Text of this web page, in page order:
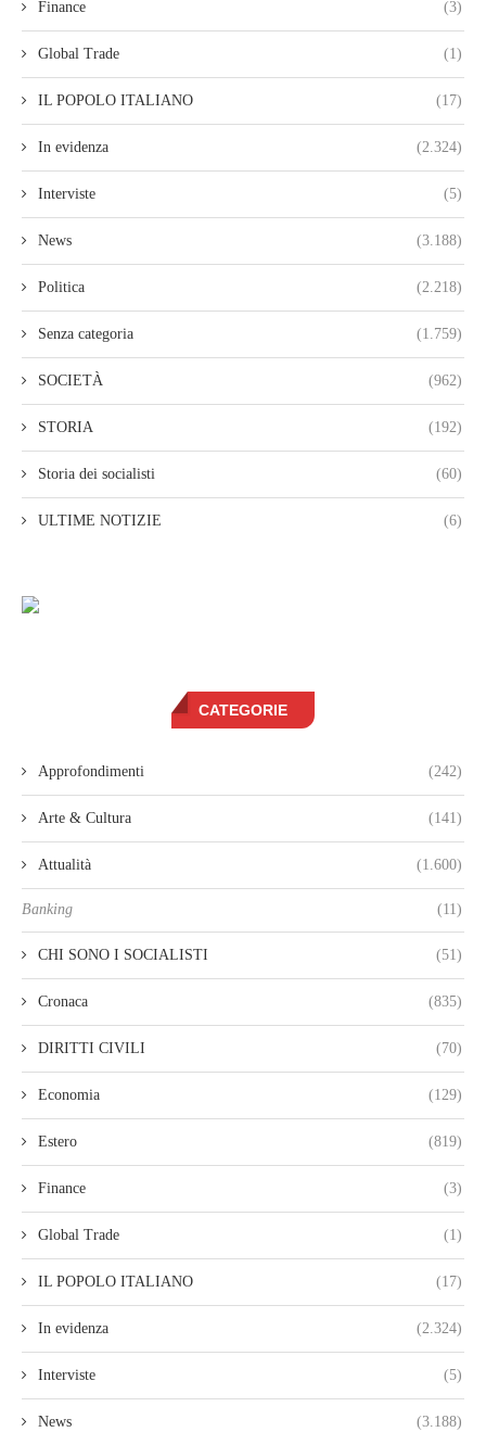
Finance (3)
Global Trade (1)
IL POPOLO ITALIANO (17)
In evidenza (2.324)
Interviste (5)
News (3.188)
Politica (2.218)
Senza categoria (1.759)
SOCIETÀ (962)
STORIA (192)
Storia dei socialisti (60)
ULTIME NOTIZIE (6)
CATEGORIE
Approfondimenti (242)
Arte & Cultura (141)
Attualità (1.600)
Banking (11)
CHI SONO I SOCIALISTI (51)
Cronaca (835)
DIRITTI CIVILI (70)
Economia (129)
Estero (819)
Finance (3)
Global Trade (1)
IL POPOLO ITALIANO (17)
In evidenza (2.324)
Interviste (5)
News (3.188)